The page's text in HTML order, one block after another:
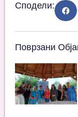
Сподели:
Поврзани